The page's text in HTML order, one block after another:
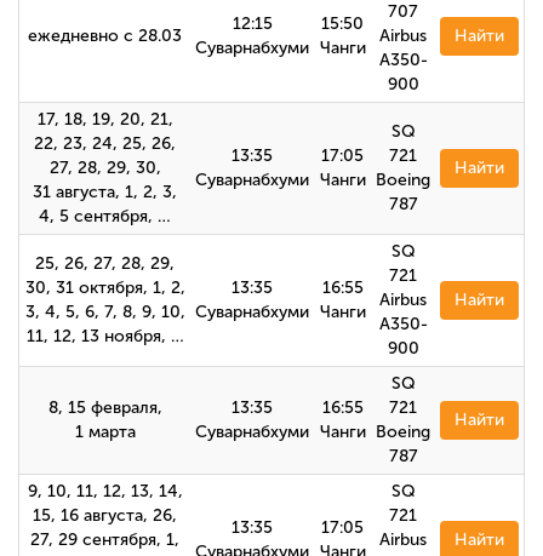
ежедневно с 28.03
12:15
Суварнабхуми
15:50
Чанги
707
Airbus
A350-
900
Найти
17, 18, 19, 20, 21,
22, 23, 24, 25, 26,
27, 28, 29, 30,
31 августа, 1, 2, 3,
4, 5 сентября, …
13:35
Суварнабхуми
17:05
Чанги
SQ
721
Boeing
787
Найти
25, 26, 27, 28, 29,
30, 31 октября, 1, 2,
3, 4, 5, 6, 7, 8, 9, 10,
11, 12, 13 ноября, …
13:35
Суварнабхуми
16:55
Чанги
SQ
721
Airbus
A350-
900
Найти
8, 15 февраля,
1 марта
13:35
Суварнабхуми
16:55
Чанги
SQ
721
Boeing
787
Найти
9, 10, 11, 12, 13, 14,
15, 16 августа, 26,
27, 29 сентября, 1,
13:35
Суварнабхуми
17:05
Чанги
SQ
721
Airbus
Найти